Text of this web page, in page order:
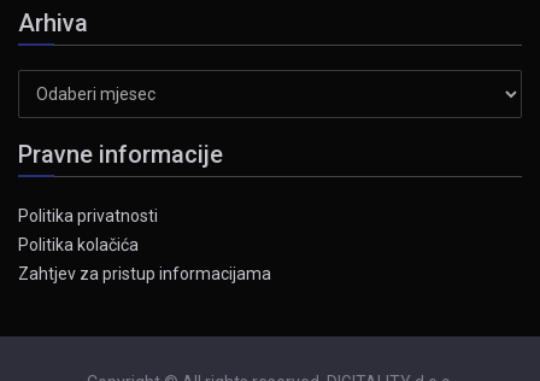
Arhiva
Pravne informacije
Politika privatnosti
Politika kolačića
Zahtjev za pristup informacijama